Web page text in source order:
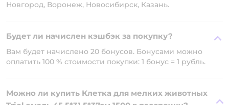
Новгород, Воронеж, Новосибирск, Казань.
Будет ли начислен кэшбэк за покупку?
Вам будет начислено 20 бонусов. Бонусами можно
оплатить 100 % стоимости покупки: 1 бонус = 1 рубль.
Можно ли купить Клетка для мелких животных